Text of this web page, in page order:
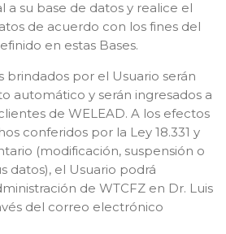
a su base de datos y realice el
de acuerdo con los fines del
en estas Bases.
brindados por el Usuario serán
automático y serán ingresados a
de WELEAD. A los efectos
conferidos por la Ley 18.331 y
(modificación, suspensión o
datos), el Usuario podrá
de WTCFZ en Dr. Luis
del correo electrónico